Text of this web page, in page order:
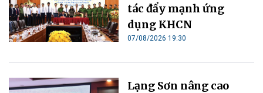
tác đẩy mạnh ứng
dụng KHCN
07/08/2026 19:30
Lạng Sơn nâng cao